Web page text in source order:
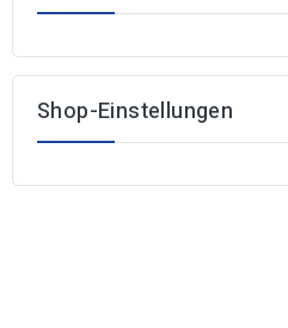
Shop-Einstellungen